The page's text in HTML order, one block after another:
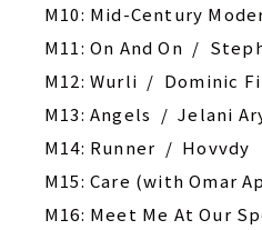
M10: Mid-Century
M11: On And On /
M12: Wurli / Dominic
M13: Angels / Jelani
M14: Runner / Hovvdy
M15: Care (with Omar
M16: Meet Me At Our